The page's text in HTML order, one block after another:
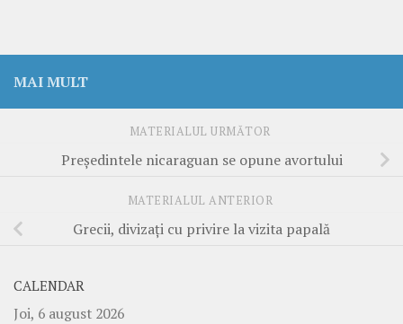
MAI MULT
MATERIALUL URMĂTOR
Preşedintele nicaraguan se opune avortului
MATERIALUL ANTERIOR
Grecii, divizaţi cu privire la vizita papală
CALENDAR
Joi, 6 august 2026